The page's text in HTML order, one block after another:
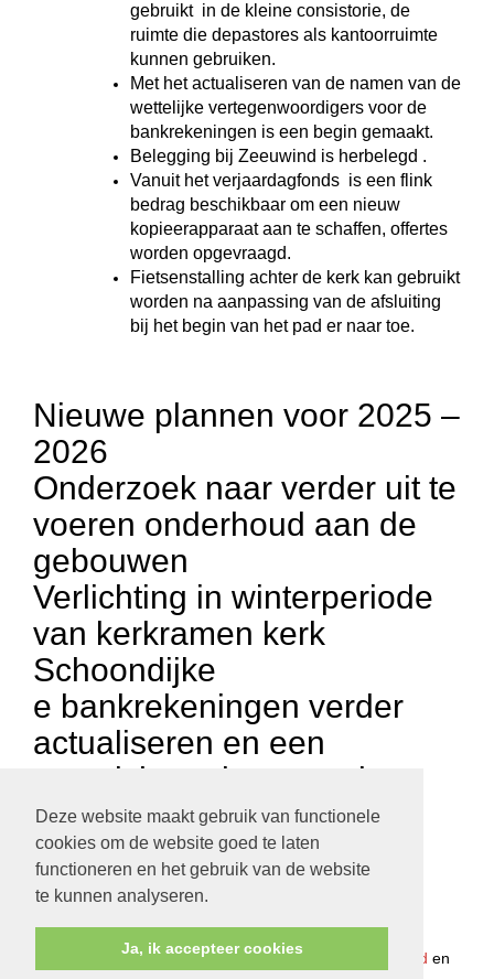
Deze website maakt gebruik van functionele
cookies om de website goed te laten
functioneren en het gebruik van de website
te kunnen analyseren.
Ja, ik accepteer cookies
gebruikt in de kleine consistorie, de
ruimte die depastores als kantoorruimte
kunnen gebruiken.
Met het actualiseren van de namen van de
wettelijke vertegenwoordigers voor de
bankrekeningen is een begin gemaakt.
Belegging bij Zeeuwind is herbelegd .
Vanuit het verjaardagfonds is een flink
bedrag beschikbaar om een nieuw
kopieerapparaat aan te schaffen, offertes
worden opgevraagd.
Fietsenstalling achter de kerk kan gebruikt
worden na aanpassing van de afsluiting
bij het begin van het pad er naar toe.
Nieuwe plannen voor 2025 –
2026
Onderzoek naar verder uit te
voeren onderhoud aan de
gebouwen
Verlichting in winterperiode
van kerkramen kerk
Schoondijke
e bankrekeningen verder
actualiseren en een
overzicht maken van de
gemachtigden.
dienstenorganisatie van de Protestantse Kerk in Nederland en